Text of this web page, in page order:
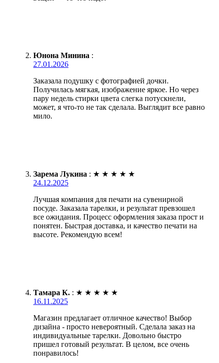
Юнона Минина :
27.01.2026
Заказала подушку с фотографией дочки.
Получилась мягкая, изображение яркое. Но через
пару недель стирки цвета слегка потускнели,
может, я что-то не так сделала. Выглядит все равно
мило.
Зарема Лукина : ★ ★ ★ ★ ★
24.12.2025
Лучшая компания для печати на сувенирной
посуде. Заказала тарелки, и результат превзошел
все ожидания. Процесс оформления заказа прост и
понятен. Быстрая доставка, и качество печати на
высоте. Рекомендую всем!
Тамара К. : ★ ★ ★ ★ ★
16.11.2025
Магазин предлагает отличное качество! Выбор
дизайна - просто невероятный. Сделала заказ на
индивидуальные тарелки. Довольно быстро
пришел готовый результат. В целом, все очень
понравилось!